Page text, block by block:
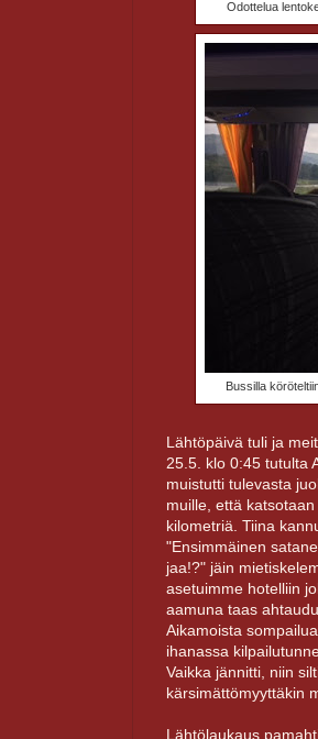
Odottelua
Bussilla
Lähtöpäivä tuli ja
25.5. klo 0:45 tutulta
muistutti tulevasta
muille, että
kilometriä. Tiina
"Ensimmäinen
jaa!?" jäin
asetuimme hotelliin
aamuna taas
Aikamoista
ihanassa
Vaikka jännitti, niin
kärsimättömyyttäkin
Lähtölaukaus